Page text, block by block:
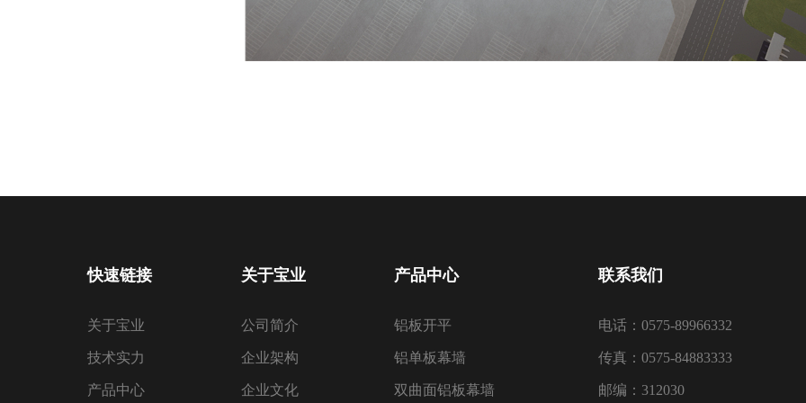
快速链接
关于宝业
技术实力
产品中心
关于宝业
公司简介
企业架构
企业文化
产品中心
铝板开平
铝单板幕墙
双曲面铝板幕墙
联系我们
电话：0575-89966332
传真：0575-84883333
邮编：312030